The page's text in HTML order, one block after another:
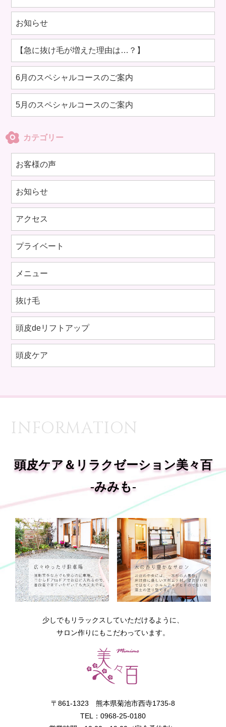
お知らせ
【急に抜け毛が増えた理由は…？】
6月のスペシャルコースのご案内
5月のスペシャルコースのご案内
カテゴリー
お客様の声
お知らせ
アクセス
プライベート
メニュー
抜け毛
頭皮deリフトアップ
頭皮ケア
INFORMATION
頭皮ケア＆リラクゼーション美々百
-みみも-
少しでもリラックスしていただけるように、
サロン作りにもこだわっています。
〒861-1323 熊本県菊池市西寺1735-8
TEL：0968-25-0180